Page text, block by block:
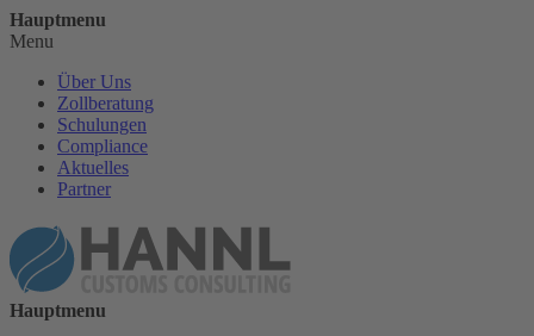
Hauptmenu
Menu
Über Uns
Zollberatung
Schulungen
Compliance
Aktuelles
Partner
Hauptmenu